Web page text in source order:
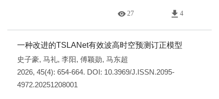
27 4
一种改进的TSLANet有效波高时空预测订正模型
史子豪, 马礼, 李阳, 傅颖勋, 马东超
2026, 45(4): 654-664. DOI: 10.3969/J.ISSN.2095-
4972.20251208001